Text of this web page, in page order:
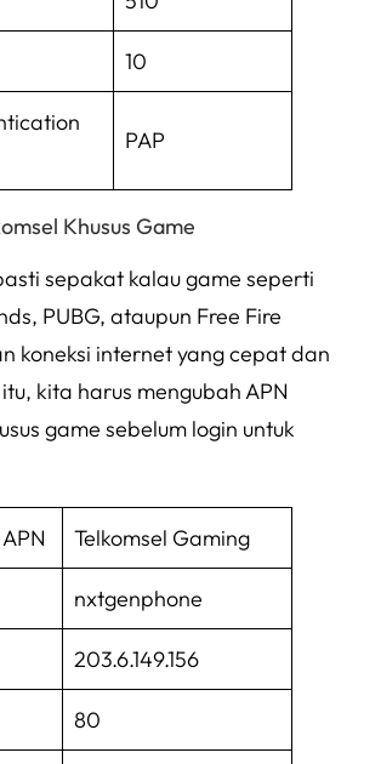
10
PAP
Khusus Game
sepakat kalau game seperti
PUBG, ataupun Free Fire
koneksi internet yang cepat dan
kita harus mengubah APN
game sebelum login untuk
Telkomsel Gaming
nxtgenphone
203.6.149.156
80